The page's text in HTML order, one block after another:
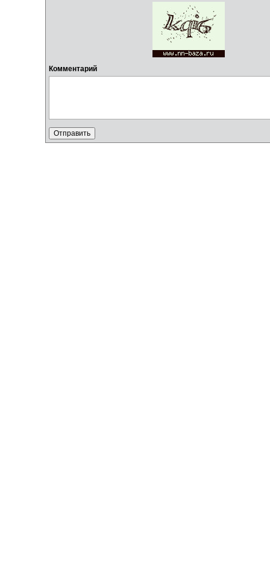
Комментарий